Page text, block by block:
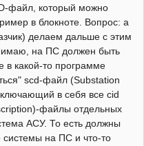
файл, который можно
в блокноте. Вопрос: а
делаем дальше с этим
на ПС должен быть
в какой-то программе
scd-файл (Substation
в себя все cid
файлы отдельных
АСУ. То есть должны
системы на ПС и что-то